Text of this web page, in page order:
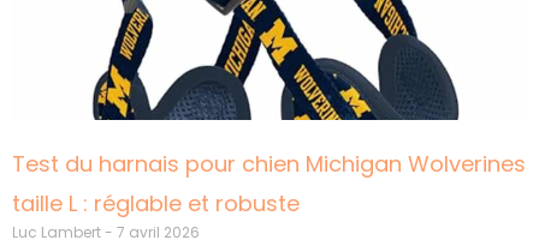
Test du harnais pour chien Michigan Wolverines
taille L : réglable et robuste
Luc Lambert 7 avril 2026